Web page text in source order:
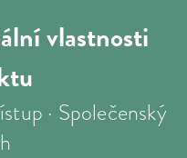
vlastnosti
· Společenský